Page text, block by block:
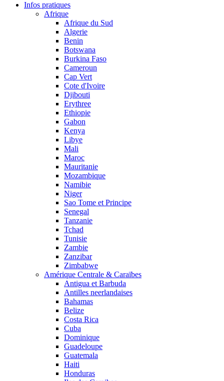
Infos pratiques
Afrique
Afrique du Sud
Algerie
Benin
Botswana
Burkina Faso
Cameroun
Cap Vert
Cote d'Ivoire
Djibouti
Erythree
Ethiopie
Gabon
Kenya
Libye
Mali
Maroc
Mauritanie
Mozambique
Namibie
Niger
Sao Tome et Principe
Senegal
Tanzanie
Tchad
Tunisie
Zambie
Zanzibar
Zimbabwe
Amérique Centrale & Caraïbes
Antigua et Barbuda
Antilles neerlandaises
Bahamas
Belize
Costa Rica
Cuba
Dominique
Guadeloupe
Guatemala
Haiti
Honduras